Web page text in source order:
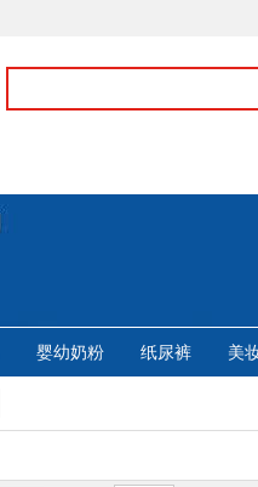
婴幼奶粉 纸尿裤 美